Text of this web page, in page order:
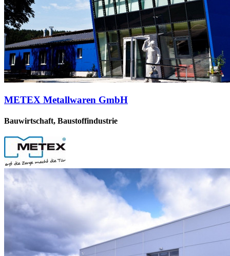
METEX Metallwaren GmbH
Bauwirtschaft, Baustoffindustrie